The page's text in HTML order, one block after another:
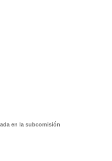
en la subcomisión